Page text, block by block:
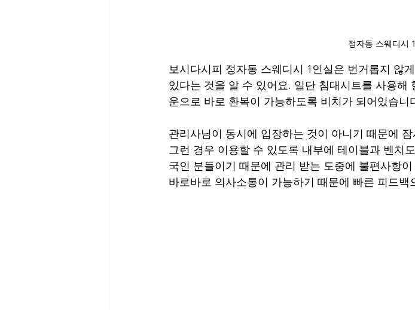
정자동 스웨디시
보시다시피 정자동 스웨디시 1인실은 번거롭지 않
있다는 것을 알 수 있어요. 일단 침대시트를 사용
운으로 바로 환복이 가능하도록 비치가 되어있습니
관리사님이 동시에 입장하는 것이 아니기 때문에
그런 경우 이용할 수 있도록 내부에 테이블과 벤치
국인 분들이기 때문에 관리 받는 도중에 불편사항
바로바로 의사소통이 가능하기 때문에 빠른 피드